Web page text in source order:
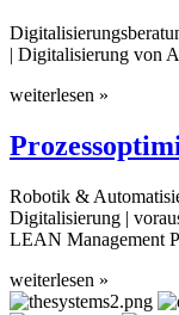
| Digitalisierung von
weiterlesen »
Robotik &
Digitalisierung |
LEAN Management
weiterlesen »